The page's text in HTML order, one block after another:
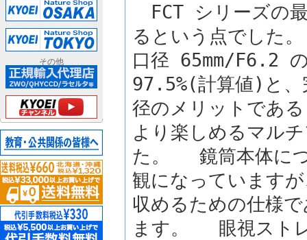
その他
FCT シリーズの
るという点でした
口径 65mm/F6.2
97.5%(計算値)と、
径のメリットであ
より楽しめるマル
た。 鏡筒本体につ
観になっています
収めるための仕様
ます。 眼視スト